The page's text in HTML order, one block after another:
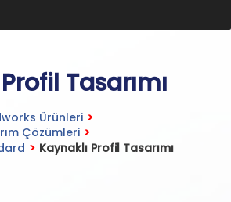
Tasarımı
Ürünleri >
Çözümleri >
> Kaynaklı Profil Tasarımı